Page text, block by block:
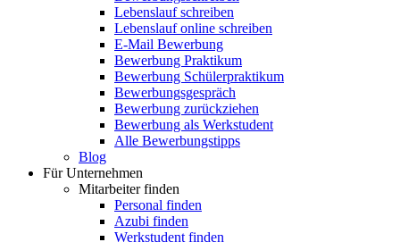
Lebenslauf schreiben
Lebenslauf online schreiben
E-Mail Bewerbung
Bewerbung Praktikum
Bewerbung Schülerpraktikum
Bewerbungsgespräch
Bewerbung zurückziehen
Bewerbung als Werkstudent
Alle Bewerbungstipps
Blog
Für Unternehmen
Mitarbeiter finden
Personal finden
Azubi finden
Werkstudent finden